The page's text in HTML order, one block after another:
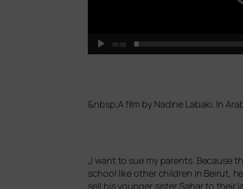
00:00
&nbsp;A film by Nadine Labaki. In
„I want to sue my par­ents. Because
school like other child­ren in Beirut,
sell his youn­ger sis­ter Sahar to their